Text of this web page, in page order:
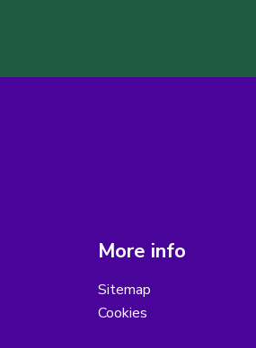
More info
Sitemap
Cookies